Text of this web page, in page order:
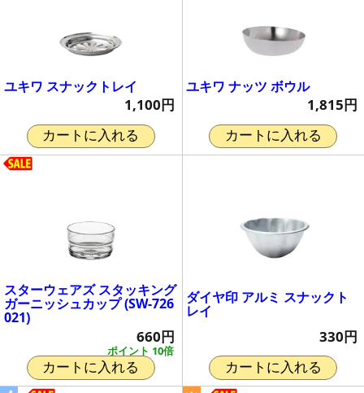
ユキワ スナックトレイ
1,100円
カートに入れる
ユキワ ナッツ ボウル
1,815円
カートに入れる
スターウェアズ スタッキング
ガーニッシュカップ (SW-726
021)
ポイント 10倍
660円
カートに入れる
ダイヤ印 アルミ スナックト
レイ
330円
カートに入れる